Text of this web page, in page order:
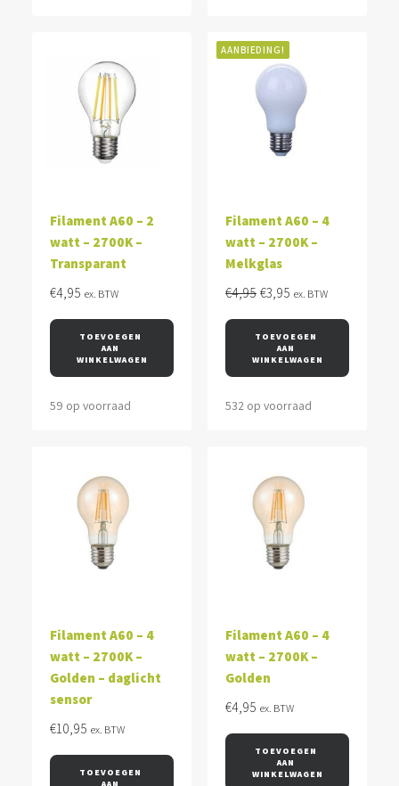
Filament A60 – 2
watt – 2700K –
Transparant
€4,95 ex. BTW
TOEVOEGEN
AAN
WINKELWAGEN
59 op voorraad
AANBIEDING!
Filament A60 – 4
watt – 2700K –
Melkglas
€4,95 Oorspronkelijke
was:
€4,95.
€3,95 Huidige
is:
€3,95.
ex. BTW
TOEVOEGEN
AAN
WINKELWAGEN
532 op voorraad
Filament A60 – 4
watt – 2700K –
Golden – daglicht
sensor
€10,95 ex. BTW
TOEVOEGEN
Filament A60 – 4
watt – 2700K –
Golden
€4,95 ex. BTW
TOEVOEGEN
AAN
WINKELWAGEN